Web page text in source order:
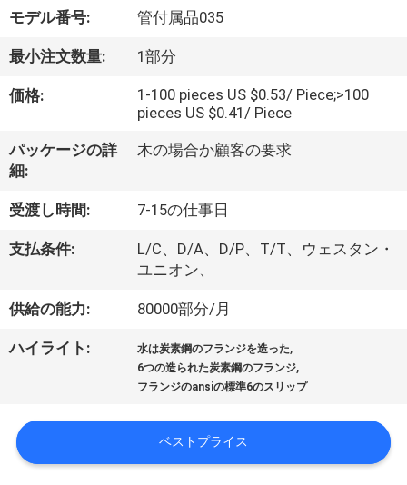
ビ
オ
VR
シ
ョ
企
情
報
モデル番号: 管付属品035
最小注文数量: 1部分
価格:
1-100 pieces US $0.53/ Piece;>100
pieces US $0.41/ Piece
パッケージの詳
細:
木の場合か顧客の要求
受渡し時間: 7-15の仕事日
支払条件:
L/C、D/A、D/P、T/T、ウェスタン・
ユニオン、
供給の能力: 80000部分/月
ハイライト: 水は炭素鋼のフランジを造った,
6つの造られた炭素鋼のフランジ,
フランジのansiの標準6のスリップ
ベストプライス